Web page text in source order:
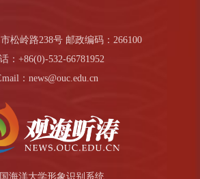
松岭路238号 邮政编码：266100
：+86(0)-532-66781952
：news@ouc.edu.cn
海洋大学形象识别系统